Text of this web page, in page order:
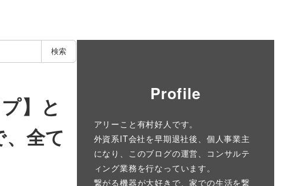
検索
】と
全て
Profile
アリーこと有村好人です。
外資系IT会社を早期退社後、個人事業主
になり、このブログの運営、コンサルテ
ィング業務を行なっています。
繋がる機器が大好きで、家での生活を繋